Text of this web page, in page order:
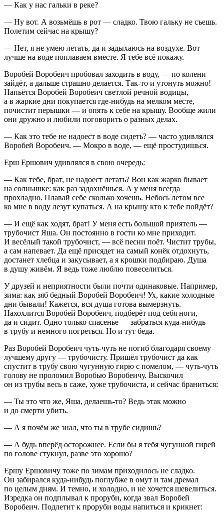
— Как у нас гальки в реке?
— Ну вот. А возьмёшь в рот — сладко. Твою гальку не съешь.
Полетим сейчас на крышу?
— Нет, я не умею летать, да и задыхаюсь на воздухе. Вот
лучше на воде поплаваем вместе. Я тебе всё покажу.
Воробей Воробеич пробовал заходить в воду, — по колени
зайдёт, а дальше страшно делается. Так-то и утонуть можно!
Напьётся Воробей Воробеич светлой речной водицы,
а в жаркие дни покупается где-нибудь на мелком месте,
почистит перышки — и опять к себе на крышу. Вообще жили
они дружно и любили поговорить о разных делах.
— Как это тебе не надоест в воде сидеть? — часто удивлялся
Воробей Воробеич. — Мокро в воде, — ещё простудишься.
Ерш Ершович удивлялся в свою очередь:
— Как тебе, брат, не надоест летать? Вон как жарко бывает
на солнышке: как раз задохнёшься. А у меня всегда
прохладно. Плавай себе сколько хочешь. Небось летом все
ко мне в воду лезут купаться. А на крышу кто к тебе пойдёт?
— И ещё как ходят, брат! У меня есть большой приятель —
трубочист Яша. Он постоянно в гости ко мне приходит.
И весёлый такой трубочист, — всё песни поёт. Чистит трубы,
а сам напевает. Да ещё присядет на самый конёк отдохнуть,
достанет хлебца и закусывает, а я крошки подбираю. Душа
в душу живём. Я ведь тоже люблю повеселиться.
У друзей и неприятности были почти одинаковые. Например,
зима: как зяб бедный Воробей Воробеич! Ух, какие холодные
дни бывали! Кажется, вся душа готова вымерзнуть.
Нахохлится Воробей Воробеич, подберёт под себя ноги,
да и сидит. Одно только спасенье — забраться куда-нибудь
в трубу и немного погреться. Но и тут беда.
Раз Воробей Воробеич чуть-чуть не погиб благодаря своему
лучшему другу — трубочисту. Пришёл трубочист да как
спустит в трубу свою чугунную гирю с помелом, — чуть-чуть
голову не проломил Воробью Воробеичу. Выскочил
он из трубы весь в саже, хуже трубочиста, и сейчас браниться:
— Ты это что же, Яша, делаешь-то? Ведь этак можно
и до смерти убить.
— А я почём же знал, что ты в трубе сидишь?
— А будь вперёд осторожнее. Если бы я тебя чугунной гирей
по голове стукнул, разве это хорошо?
Ершу Ершовичу тоже по зимам приходилось не сладко.
Он забирался куда-нибудь поглубже в омут и там дремал
по целым дням. И темно, и холодно, и не хочется шевелиться.
Изредка он подплывал к проруби, когда звал Воробей
Воробеич. Подлетит к проруби воды напиться и крикнет: